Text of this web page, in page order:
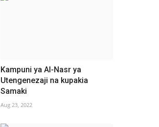
Kampuni ya Al-Nasr ya
Utengenezaji na kupakia
Samaki
Aug 23, 2022